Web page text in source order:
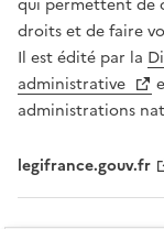
qui permettent de
droits et de faire
Il est édité par la
administrative
administrations
legifrance.gouv.fr